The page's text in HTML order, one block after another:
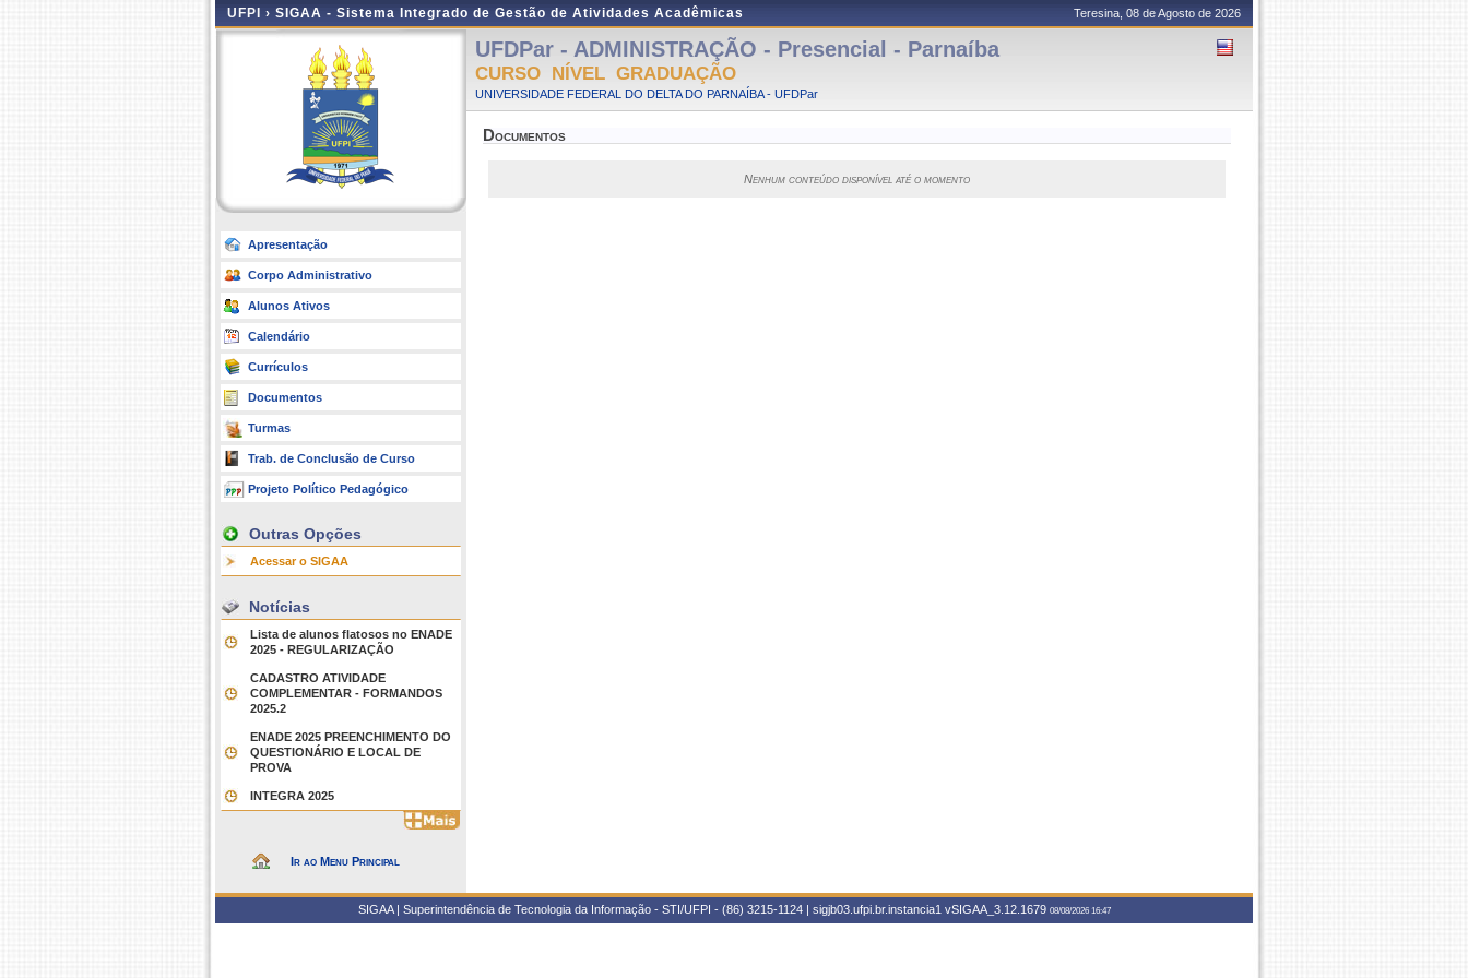
UFPI › SIGAA - Sistema Integrado de Gestão de Atividades Acadêmicas Teresina, 08 de Agosto de 2026
Apresentação
Corpo Administrativo
Alunos Ativos
Calendário
Currículos
Documentos
Turmas
Trab. de Conclusão de Curso
Projeto Político Pedagógico
Outras Opções
Acessar o SIGAA
Notícias
Lista de alunos flatosos no ENADE
2025 - REGULARIZAÇÃO
CADASTRO ATIVIDADE
COMPLEMENTAR - FORMANDOS
2025.2
ENADE 2025 PREENCHIMENTO DO
QUESTIONÁRIO E LOCAL DE
PROVA
INTEGRA 2025
Ir ao Menu Principal
UFDPar - ADMINISTRAÇÃO - Presencial - Parnaíba
CURSO NÍVEL GRADUAÇÃO
UNIVERSIDADE FEDERAL DO DELTA DO PARNAÍBA - UFDPar
Documentos
Nenhum conteúdo disponível até o momento
SIGAA | Superintendência de Tecnologia da Informação - STI/UFPI - (86) 3215-1124 | sigjb03.ufpi.br.instancia1 vSIGAA_3.12.1679 08/08/2026 16:47